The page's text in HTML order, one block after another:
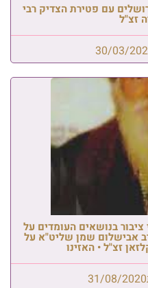
עם פטירת הצדיק רבי
זצ"ל
30/03/
ציבור בנושאים העומדים על
אבישלום שמן שליט"א על
זצ"ל • האזינו
31/08/2020